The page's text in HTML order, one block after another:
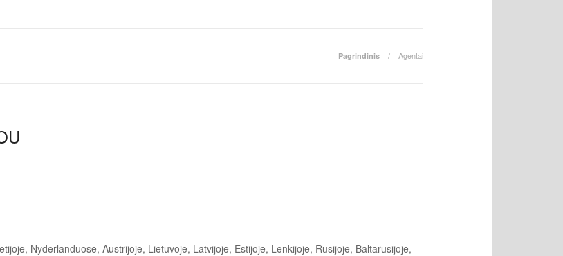
Pagrindinis Agentai
Nyderlanduose, Austrijoje, Lietuvoje, Latvijoje, Estijoje, Lenkijoje, Rusijoje, Baltarusijoje,